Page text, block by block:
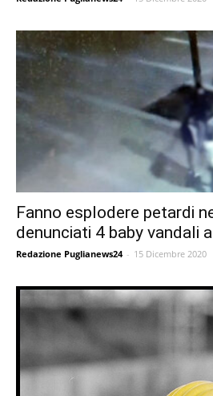
Fanno esplodere petardi
denunciati 4 baby vandali
Redazione Puglianews24 - 15 Dicembre 2020